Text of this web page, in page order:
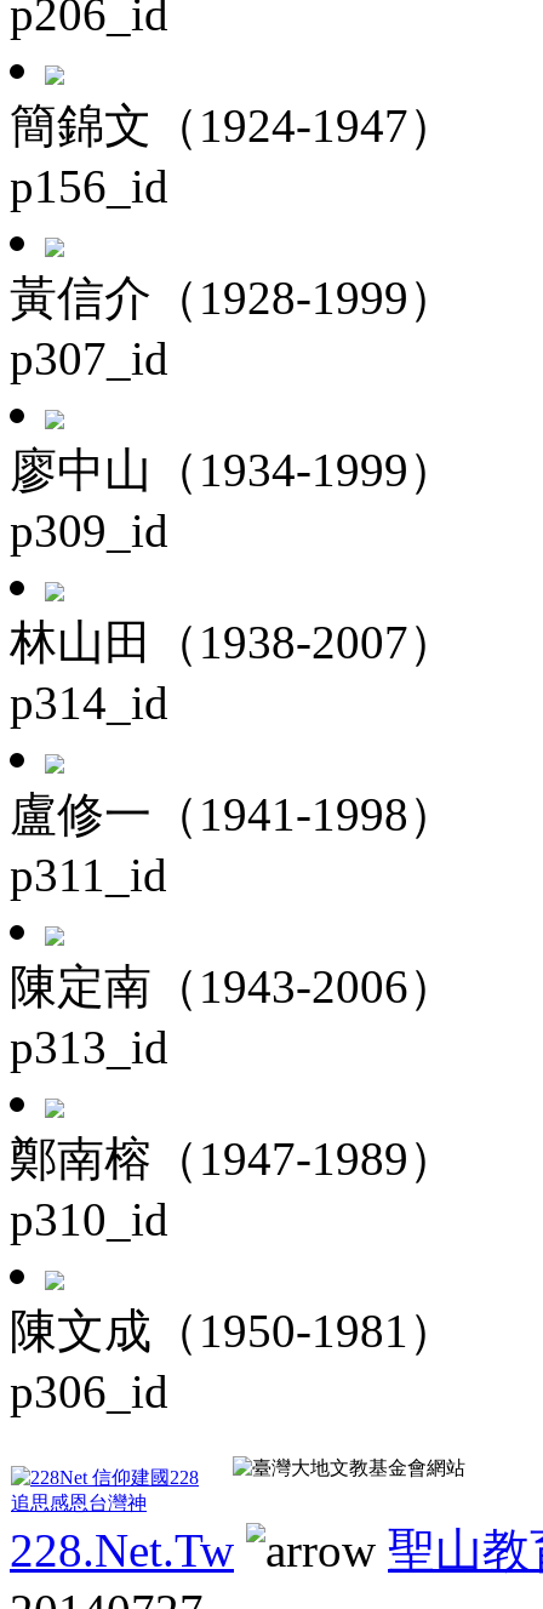
p206_id
簡錦文（1924-1947）
p156_id
黃信介（1928-1999）
p307_id
廖中山（1934-1999）
p309_id
林山田（1938-2007）
p314_id
盧修一（1941-1998）
p311_id
陳定南（1943-2006）
p313_id
鄭南榕（1947-1989）
p310_id
陳文成（1950-1981）
p306_id
228.Net.Tw
聖山教